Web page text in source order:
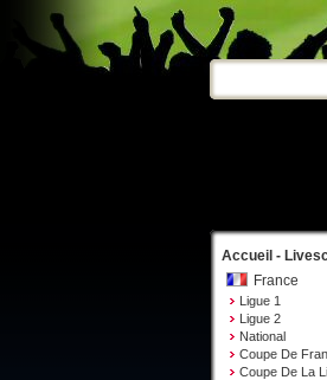
Accueil -
France
Ligue 1
Ligue 2
National
Coupe De
Coupe De La